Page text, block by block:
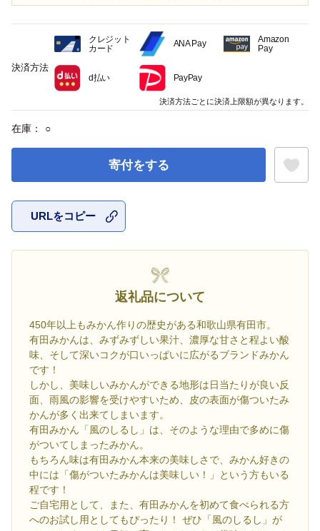
在庫： ○
寄付をする
URLをコピー
返礼品について
450年以上もみかん作りの歴史がある和歌山県有田市。
有田みかんは、みずみずしい果汁、濃厚な甘さと程よい酸
味、そして深いコクが口いっぱいに広がるブランドみかん
です！
しかし、美味しいみかんができる地形は日当たりが良い反
面、雨風の影響を受けやすいため、皮の表面が傷ついたみ
かんが多く出来てしまいます。
有田みかん「風のしるし」は、そのような理由で多めに傷
がついてしまったみかん。
もちろん味は有田みかん本来の美味しさで、みかん好きの
中には「傷がついたみかんは美味しい！」という方もいる
程です！
ご自宅用として、また、有田みかんを初めて食べられる方
へのお試し用としてもぴったり！ ぜひ「風のしるし」が
決済方法
クレジット
カード
ANA Pay
Amazon
Pay
d払い PayPay
決済方法ごとに決済上限額が異なります。